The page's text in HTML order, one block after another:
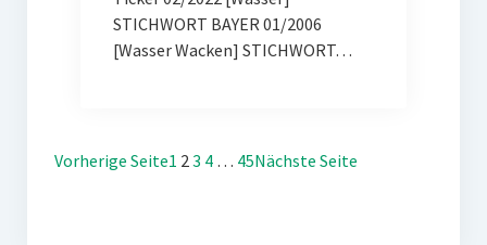
STICHWORT BAYER 01/2006
[Wasser Wacken] STICHWORT…
Vorherige Seite1 23 4 … 45Nächste Seite